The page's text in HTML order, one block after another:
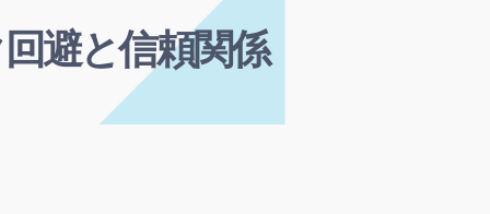
避と信頼関係